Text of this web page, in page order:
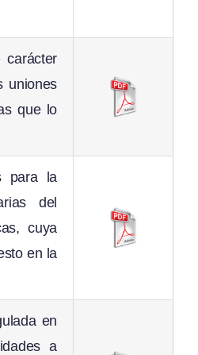
uniones
que lo
para la
del
cuya
en la
en
a